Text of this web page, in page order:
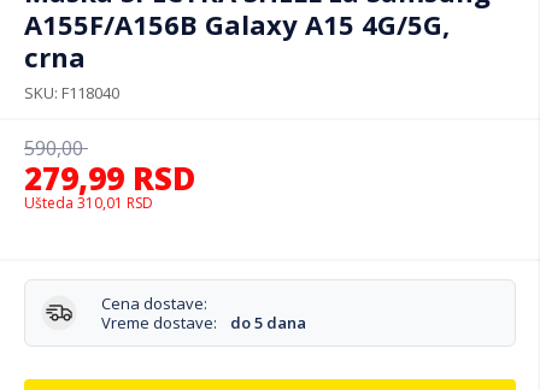
A155F/A156B Galaxy A15 4G/5G,
crna
SKU F118040
279,99 RSD
590,00
Ušteda 310,01 RSD
Cena dostave:
Vreme dostave:
do 5 dana